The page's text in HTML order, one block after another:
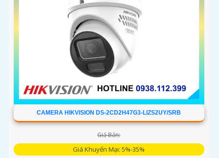
CAMERA HIKVISION DS-2CD2H47G3-LIZS2UY/SRB
Giá Bán:
Giá Khuyến Mại: 5%-35%